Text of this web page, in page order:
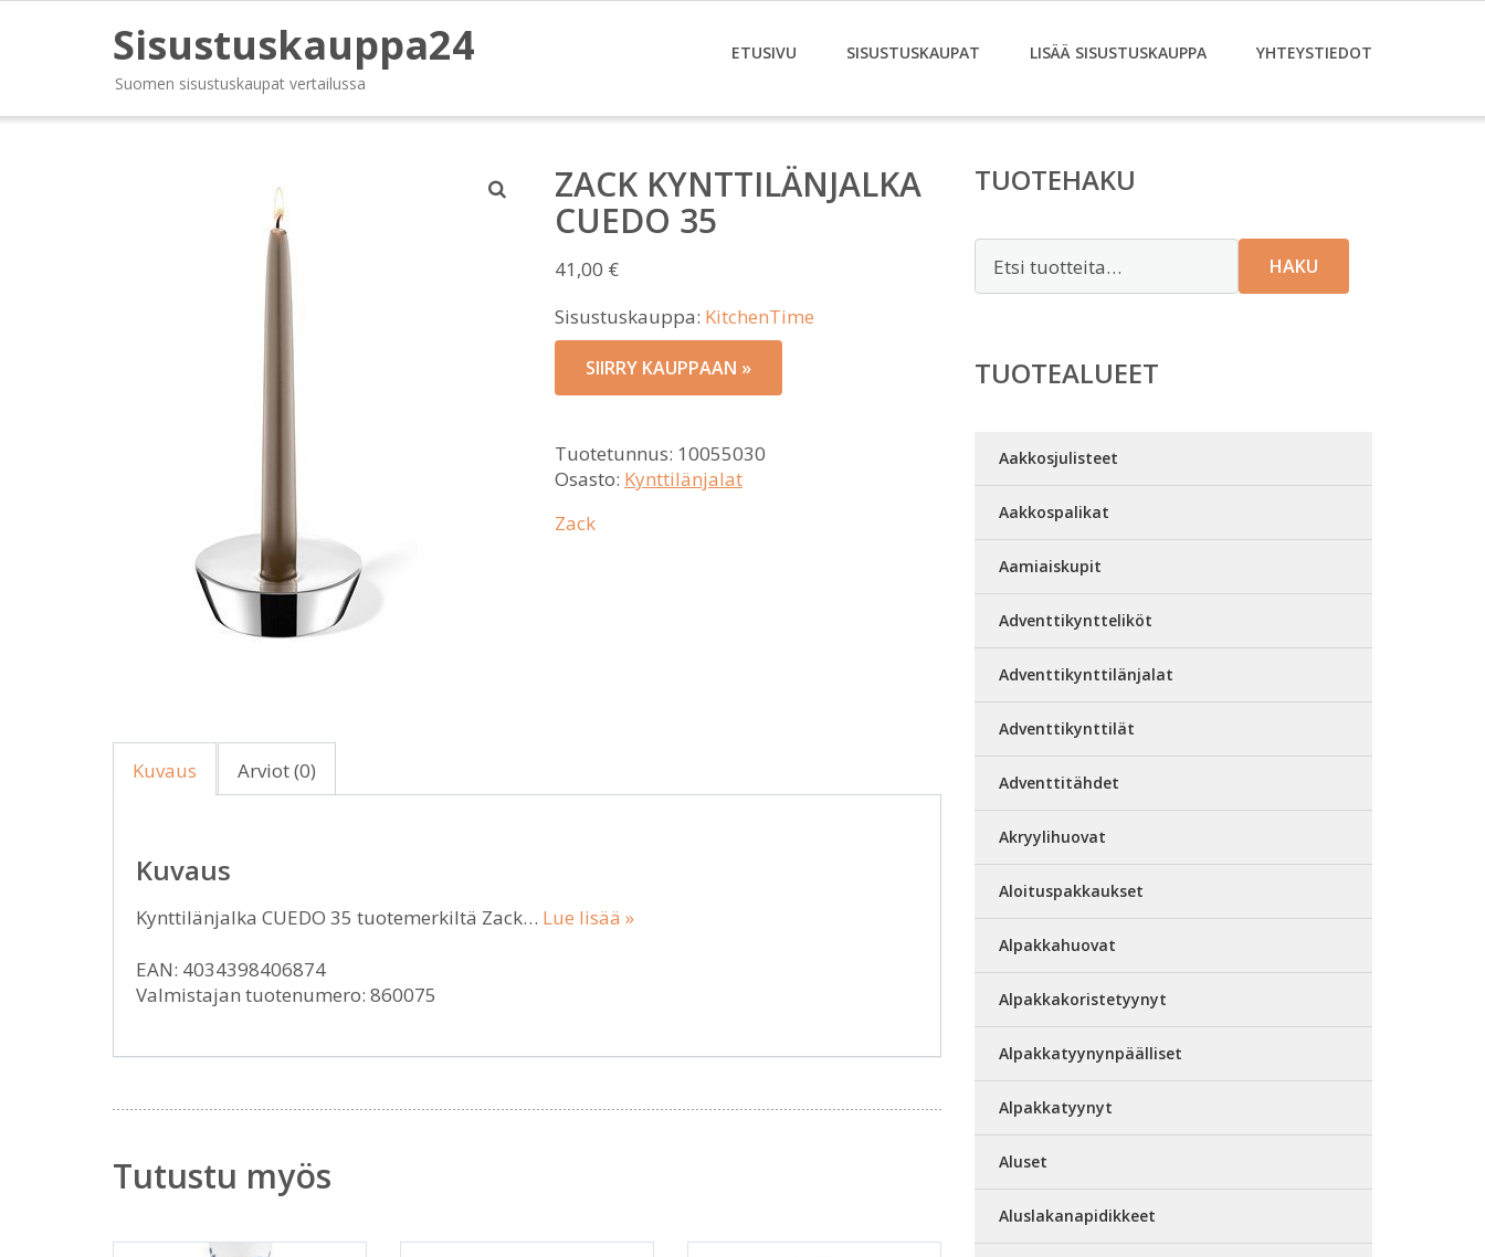
Sisustuskauppa24
Suomen sisustuskaupat vertailussa
ETUSIVU SISUSTUSKAUPAT LISÄÄ SISUSTUSKAUPPA YHTEYSTIEDOT
ZACK KYNTTILÄNJALKA
CUEDO 35
41,00 €
Sisustuskauppa: KitchenTime
SIIRRY KAUPPAAN »
Tuotetunnus: 10055030
Osasto: Kynttilänjalat
Zack
Kuvaus Arviot (0)
Kuvaus
Kynttilänjalka CUEDO 35 tuotemerkiltä Zack… Lue lisää »
EAN: 4034398406874
Valmistajan tuotenumero: 860075
Tutustu myös
TUOTEHAKU
HAKU
TUOTEALUEET
Aakkosjulisteet
Aakkospalikat
Aamiaiskupit
Adventtikyntteliköt
Adventtikynttilänjalat
Adventtikynttilät
Adventtitähdet
Akryylihuovat
Aloituspakkaukset
Alpakkahuovat
Alpakkakoristetyynyt
Alpakkatyynynpäälliset
Alpakkatyynyt
Aluset
Aluslakanapidikkeet